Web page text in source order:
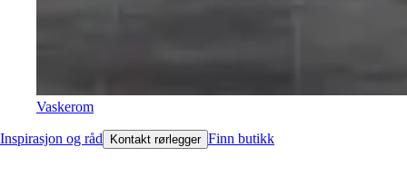
Vaskerom
Inspirasjon og råd Kontakt rørlegger Finn butikk